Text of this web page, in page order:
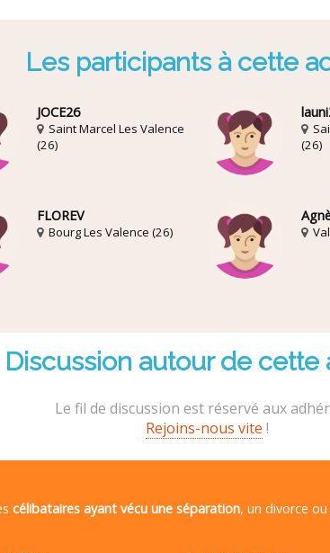
Les participants à cette
JOCE26
Saint Marcel Les Valence
(26)
(26)
FLOREV
Bourg Les Valence (26)
Discussion autour de cette
Le fil de discussion est réservé aux
Rejoins-nous vite !
célibataires ayant vécu une séparation, un divorce